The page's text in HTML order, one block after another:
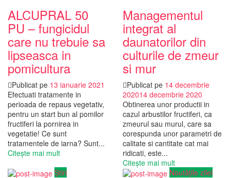
ALCUPRAL 50
PU – fungicidul
care nu trebuie sa
lipseasca in
pomicultura
Publicat pe 13 ianuarie 2021
Efectuati tratamente in
perioada de repaus vegetativ,
pentru un start bun al pomilor
fructiferi la pornirea in
vegetatie! Ce sunt
tratamentele de iarna? Sunt...
Citește mai mult
Managementul
integrat al
daunatorilor din
culturile de zmeur
si mur
Publicat pe 14 decembrie
202014 decembrie 2020
Obtinerea unor productii in
cazul arbustilor fructiferi, ca
zmeurul sau murul, care sa
corespunda unor parametri de
calitate si cantitate cat mai
ridicati, este...
Citește mai mult
Știri
Noutățile zilei